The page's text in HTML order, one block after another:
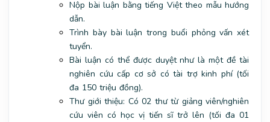
Nộp bài luận bằng tiếng Việt theo mẫu hướng
dẫn.
Trình bày bài luận trong buổi phỏng vấn xét
tuyển.
Bài luận có thể được duyệt như là một đề tài
nghiên cứu cấp cơ sở có tài trợ kinh phí (tối
đa 150 triệu đồng).
Thư giới thiệu: Có 02 thư từ giảng viên/nghiên
cứu viên có học vị tiến sĩ trở lên (tối đa 01